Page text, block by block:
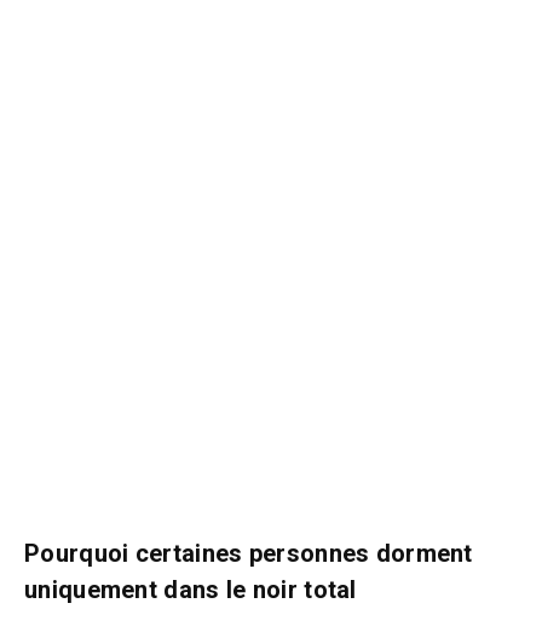
Pourquoi certaines personnes dorment
uniquement dans le noir total